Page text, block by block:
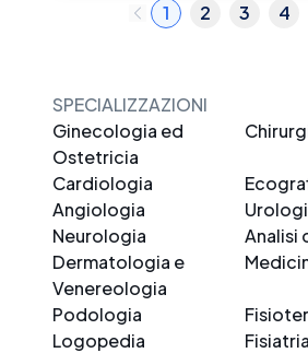
1 2 3 4
SPECIALIZZAZIONI
Ginecologia ed
Ostetricia
Cardiologia
Angiologia
Neurologia
Analisi
Dermatologia e
Venereologia
Podologia
Logopedia
Fisiatria